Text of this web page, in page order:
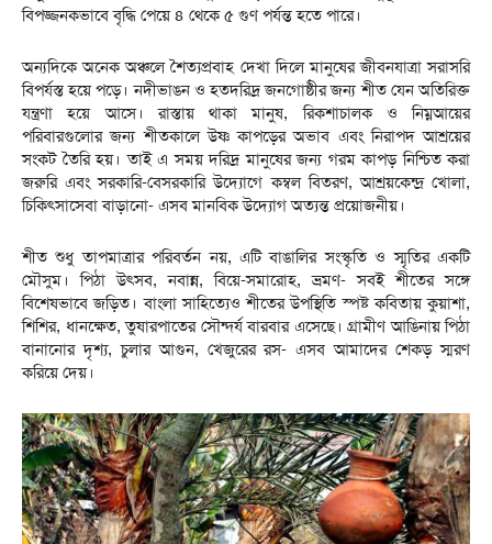
বিপজ্জনকভাবে বৃদ্ধি পেয়ে ৪ থেকে ৫ গুণ পর্যন্ত হতে পারে।
​অন্যদিকে অনেক অঞ্চলে শৈত্যপ্রবাহ দেখা দিলে মানুষের জীবনযাত্রা সরাসরি
বিপর্যস্ত হয়ে পড়ে। নদীভাঙন ও হতদরিদ্র জনগোষ্ঠীর জন্য শীত যেন অতিরিক্ত
যন্ত্রণা হয়ে আসে। রাস্তায় থাকা মানুষ, রিকশাচালক ও নিম্নআয়ের
পরিবারগুলোর জন্য শীতকালে উষ্ণ কাপড়ের অভাব এবং নিরাপদ আশ্রয়ের
সংকট তৈরি হয়। তাই এ সময় দরিদ্র মানুষের জন্য গরম কাপড় নিশ্চিত করা
জরুরি এবং সরকারি-বেসরকারি উদ্যোগে কম্বল বিতরণ, আশ্রয়কেন্দ্র খোলা,
চিকিৎসাসেবা বাড়ানো- এসব মানবিক উদ্যোগ অত্যন্ত প্রয়োজনীয়।
শীত শুধু তাপমাত্রার পরিবর্তন নয়, এটি বাঙালির সংস্কৃতি ও স্মৃতির একটি
মৌসুম। পিঠা উৎসব, নবান্ন, বিয়ে-সমারোহ, ভ্রমণ- সবই শীতের সঙ্গে
বিশেষভাবে জড়িত। বাংলা সাহিত্যেও শীতের উপস্থিতি স্পষ্ট কবিতায় কুয়াশা,
শিশির, ধানক্ষেত, তুষারপাতের সৌন্দর্য বারবার এসেছে। গ্রামীণ আঙিনায় পিঠা
বানানোর দৃশ্য, চুলার আগুন, খেজুরের রস- এসব আমাদের শেকড় স্মরণ
করিয়ে দেয়।